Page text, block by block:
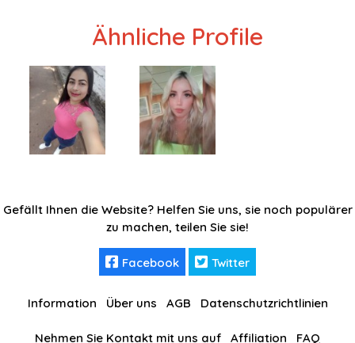
Ähnliche Profile
Gefällt Ihnen die Website? Helfen Sie uns, sie noch populärer
zu machen, teilen Sie sie!
Facebook Twitter
Information Über uns AGB Datenschutzrichtlinien
Nehmen Sie Kontakt mit uns auf Affiliation FAQ